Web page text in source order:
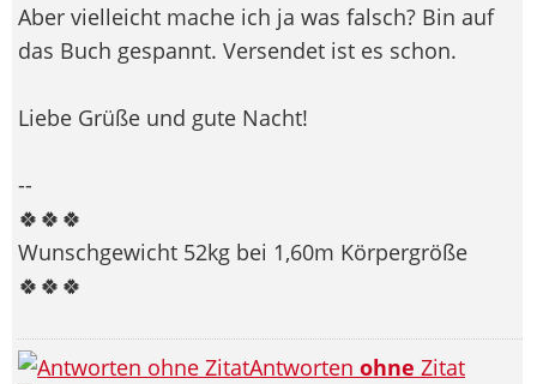
Aber vielleicht mache ich ja was falsch? Bin auf
das Buch gespannt. Versendet ist es schon.
Liebe Grüße und gute Nacht!
--
🍀🍀🍀
Wunschgewicht 52kg bei 1,60m Körpergröße
🍀🍀🍀
Antworten ohne Zitat